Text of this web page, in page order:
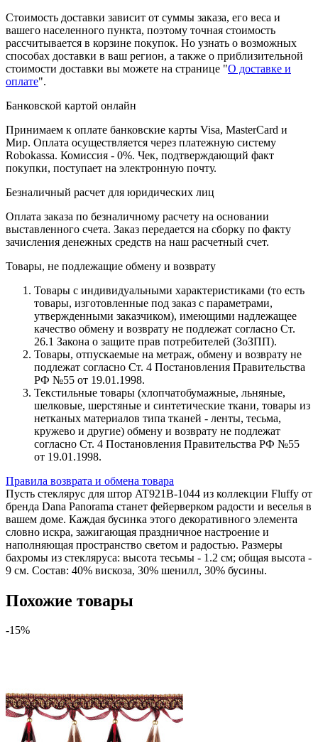
Стоимость доставки зависит от суммы заказа, его веса и
вашего населенного пункта, поэтому точная стоимость
рассчитывается в корзине покупок. Но узнать о возможных
способах доставки в ваш регион, а также о приблизительной
стоимости доставки вы можете на странице "О доставке и
оплате".
Банковской картой онлайн
Принимаем к оплате банковские карты Visa, MasterCard и
Мир. Оплата осуществляется через платежную систему
Robokassa. Комиссия - 0%. Чек, подтверждающий факт
покупки, поступает на электронную почту.
Безналичный расчет для юридических лиц
Оплата заказа по безналичному расчету на основании
выставленного счета. Заказ передается на сборку по факту
зачисления денежных средств на наш расчетный счет.
Товары, не подлежащие обмену и возврату
Товары с индивидуальными характеристиками (то есть
товары, изготовленные под заказ с параметрами,
утвержденными заказчиком), имеющими надлежащее
качество обмену и возврату не подлежат согласно Ст.
26.1 Закона о защите прав потребителей (ЗоЗПП).
Товары, отпускаемые на метраж, обмену и возврату не
подлежат согласно Ст. 4 Постановления Правительства
РФ №55 от 19.01.1998.
Текстильные товары (хлопчатобумажные, льняные,
шелковые, шерстяные и синтетические ткани, товары из
нетканых материалов типа тканей - ленты, тесьма,
кружево и другие) обмену и возврату не подлежат
согласно Ст. 4 Постановления Правительства РФ №55
от 19.01.1998.
Правила возврата и обмена товара
Пусть стеклярус для штор AT921B-1044 из коллекции Fluffy от
бренда Dana Panorama станет фейерверком радости и веселья в
вашем доме. Каждая бусинка этого декоративного элемента
словно искра, зажигающая праздничное настроение и
наполняющая пространство светом и радостью. Размеры
бахромы из стекляруса: высота тесьмы - 1.2 см; общая высота -
9 см. Состав: 40% вискоза, 30% шенилл, 30% бусины.
Похожие товары
-15%